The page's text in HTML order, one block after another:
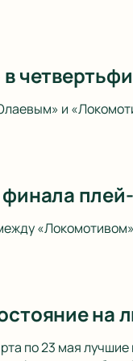
и
финала
на
по 23 мая лучшие